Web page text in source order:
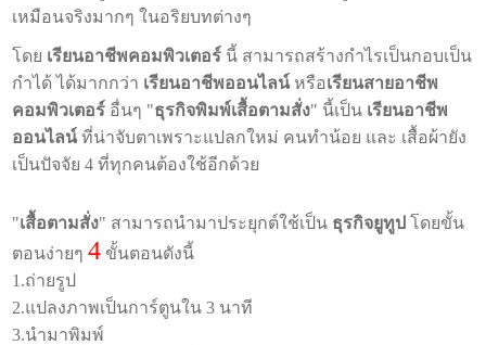
เหมือนจริงมากๆ ในอริยบทต่างๆ
โดย เรียนอาชีพคอมพิวเตอร์ นี้ สามารถสร้างกำไรเป็นกอบเป็น
กำได้ ได้มากกว่า เรียนอาชีพออนไลน์ หรือเรียนสายอาชีพ
คอมพิวเตอร์ อื่นๆ "ธุรกิจพิมพ์เสื้อตามสั่ง" นี้เป็น เรียนอาชีพ
ออนไลน์ที่น่าจับตาเพราะแปลกใหม่ คนทำน้อย และ เสื้อผ้ายัง
เป็นปัจจัย 4 ที่ทุกคนต้องใช้อีกด้วย
"เสื้อตามสั่ง" สามารถนำมาประยุกต์ใช้เป็น ธุรกิจยูทูป โดยขั้น
ตอนง่ายๆ4 ขั้นตอนดังนี้
1.ถ่ายรูป
2.แปลงภาพเป็นการ์ตูนใน 3 นาที
3.นำมาพิมพ์